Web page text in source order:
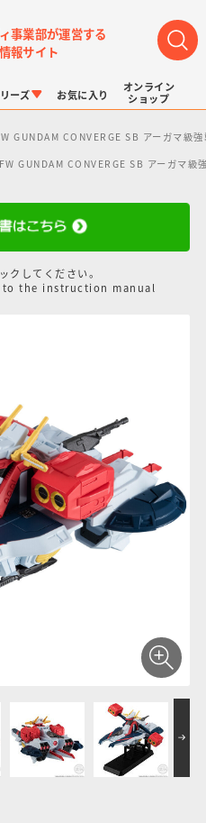
事業部が運営する
報サイト
シリーズ
ンスター
アンパンマン
ーズ
ーしょん
アシール
リーズ
ポケモンスケールワ
ールド
お気に入り
オンライン
ショップ
GUNDAM CONVERGE SB アーガマ級
FW GUNDAM CONVERGE SB アーガマ級
してください。
the instruction manual